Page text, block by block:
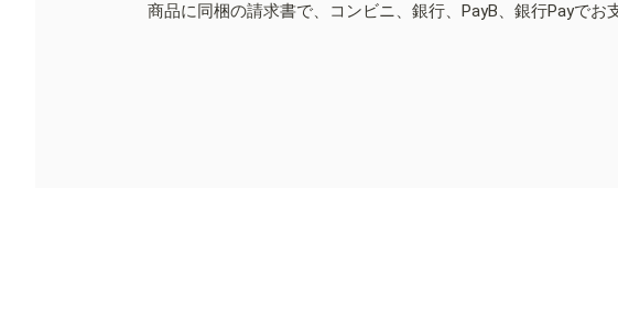
商品に同梱の請求書で、コンビニ、銀行、PayB、銀行Payでお